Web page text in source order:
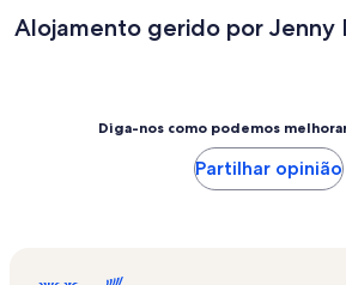
Alojamento gerido por Jenny
Diga-nos como podemos
Partilhar opinião